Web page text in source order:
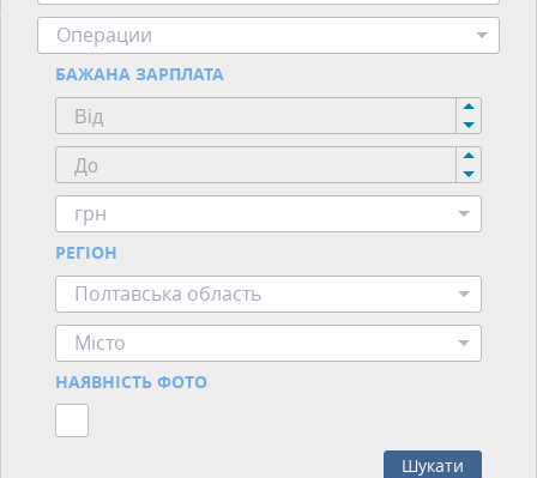
Операции
БАЖАНА ЗАРПЛАТА
грн
РЕГІОН
Полтавська область
Місто
НАЯВНІСТЬ ФОТО
Шукати